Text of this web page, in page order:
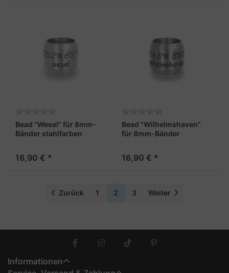
Bead "Wesel" für 8mm-
Bänder stahlfarben
16,90 € *
Bead "Wilhelmshaven"
für 8mm-Bänder
16,90 € *
Zurück 1 2 3 Weiter
Informationen